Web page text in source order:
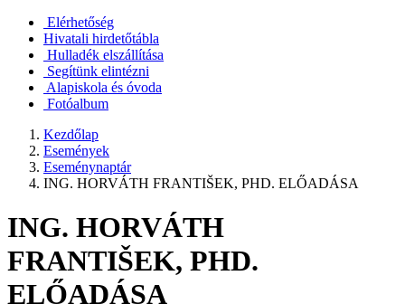
Elérhetőség
Hivatali hirdetőtábla
Hulladék elszállítása
Segítünk elintézni
Alapiskola és óvoda
Fotóalbum
Kezdőlap
Események
Eseménynaptár
ING. HORVÁTH FRANTIŠEK, PHD. ELŐADÁSA
ING. HORVÁTH
FRANTIŠEK, PHD.
ELŐADÁSA